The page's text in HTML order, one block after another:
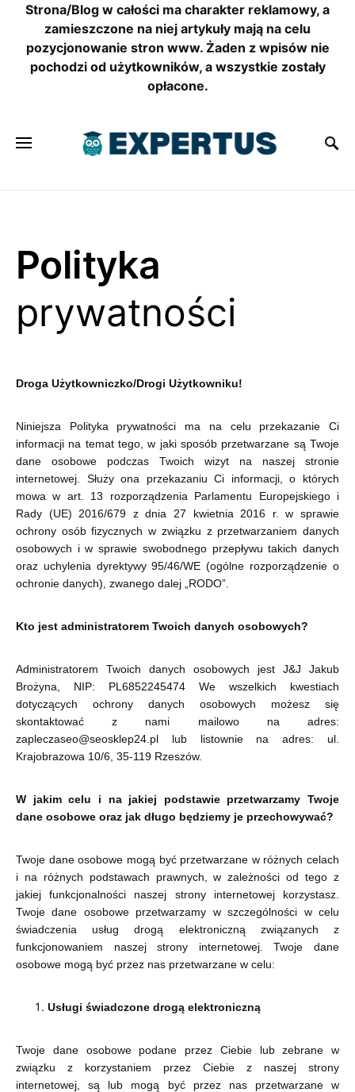
Strona/Blog w całości ma charakter reklamowy, a
zamieszczone na niej artykuły mają na celu
pozycjonowanie stron www. Żaden z wpisów nie
pochodzi od użytkowników, a wszystkie zostały
opłacone.
Polityka
prywatności
Droga Użytkowniczko/Drogi Użytkowniku!
Niniejsza Polityka prywatności ma na celu przekazanie Ci
informacji na temat tego, w jaki sposób przetwarzane są Twoje
dane osobowe podczas Twoich wizyt na naszej stronie
internetowej. Służy ona przekazaniu Ci informacji, o których
mowa w art. 13 rozporządzenia Parlamentu Europejskiego i
Rady (UE) 2016/679 z dnia 27 kwietnia 2016 r. w sprawie
ochrony osób fizycznych w związku z przetwarzaniem danych
osobowych i w sprawie swobodnego przepływu takich danych
oraz uchylenia dyrektywy 95/46/WE (ogólne rozporządzenie o
ochronie danych), zwanego dalej „RODO”.
Kto jest administratorem Twoich danych osobowych?
Administratorem Twoich danych osobowych jest J&J Jakub
Brożyna, NIP: PL6852245474 We wszelkich kwestiach
dotyczących ochrony danych osobowych możesz się
skontaktować z nami mailowo na adres:
zapleczaseo@seosklep24.pl lub listownie na adres: ul.
Krajobrazowa 10/6, 35-119 Rzeszów.
W jakim celu i na jakiej podstawie przetwarzamy Twoje
dane osobowe oraz jak długo będziemy je przechowywać?
Twoje dane osobowe mogą być przetwarzane w różnych celach
i na różnych podstawach prawnych, w zależności od tego z
jakiej funkcjonalności naszej strony internetowej korzystasz.
Twoje dane osobowe przetwarzamy w szczególności w celu
świadczenia usług drogą elektroniczną związanych z
funkcjonowaniem naszej strony internetowej. Twoje dane
osobowe mogą być przez nas przetwarzane w celu:
Usługi świadczone drogą elektroniczną
Twoje dane osobowe podane przez Ciebie lub zebrane w
związku z korzystaniem przez Ciebie z naszej strony
internetowej, są lub mogą być przez nas przetwarzane w